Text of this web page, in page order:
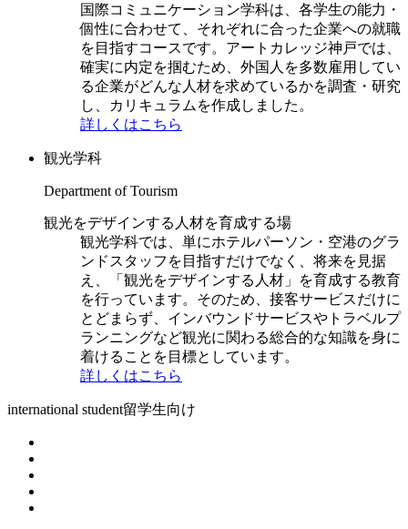
国際コミュニケーション学科は、各学生の能力・
個性に合わせて、それぞれに合った企業への就職
を目指すコースです。アートカレッジ神戸では、
確実に内定を掴むため、外国人を多数雇用してい
る企業がどんな人材を求めているかを調査・研究
し、カリキュラムを作成しました。
詳しくはこちら
観光学科
Department of Tourism
観光をデザインする人材を育成する場
観光学科では、単にホテルパーソン・空港のグラ
ンドスタッフを目指すだけでなく、将来を見据
え、「観光をデザインする人材」を育成する教育
を行っています。そのため、接客サービスだけに
とどまらず、インバウンドサービスやトラベルプ
ランニングなど観光に関わる総合的な知識を身に
着けることを目標としています。
詳しくはこちら
international student留学生向け